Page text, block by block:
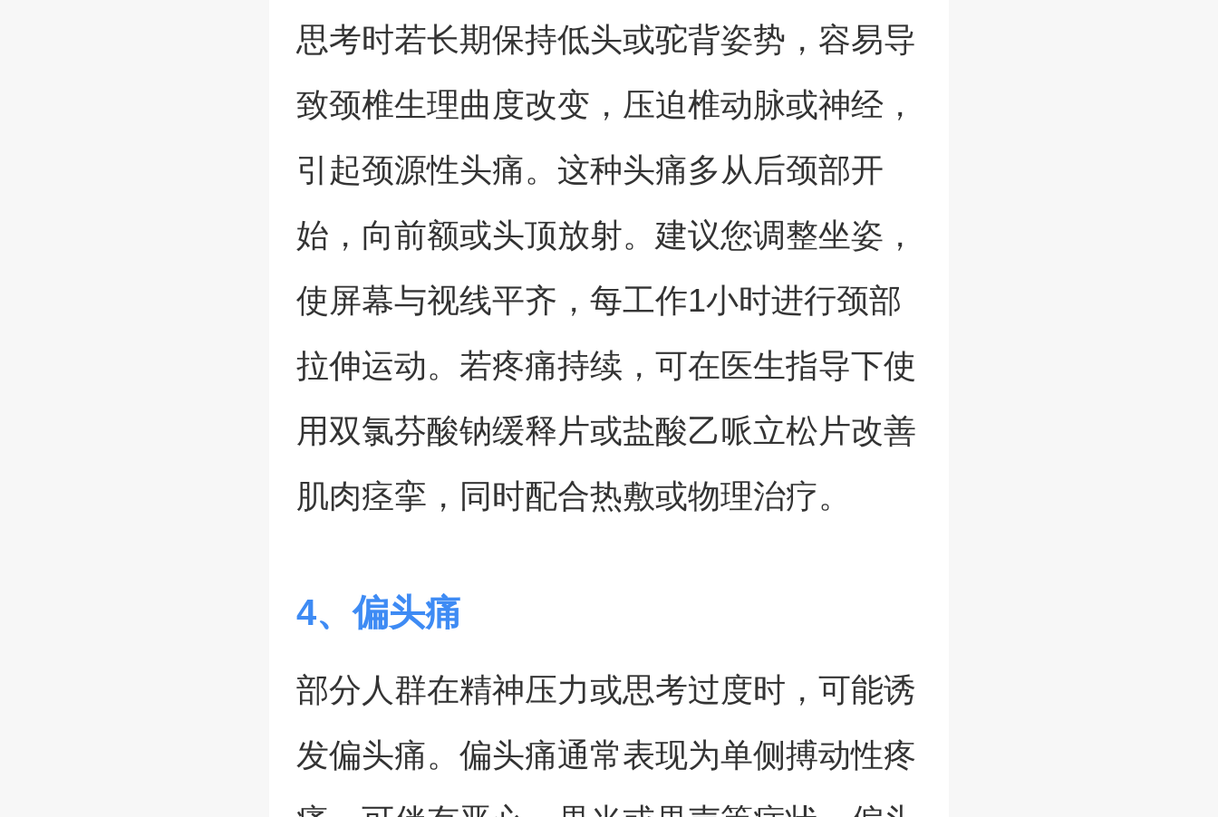
思考时若长期保持低头或驼背姿势，容易导
致颈椎生理曲度改变，压迫椎动脉或神经，
引起颈源性头痛。这种头痛多从后颈部开
始，向前额或头顶放射。建议您调整坐姿，
使屏幕与视线平齐，每工作1小时进行颈部
拉伸运动。若疼痛持续，可在医生指导下使
用双氯芬酸钠缓释片或盐酸乙哌立松片改善
肌肉痉挛，同时配合热敷或物理治疗。
4、偏头痛
部分人群在精神压力或思考过度时，可能诱
发偏头痛。偏头痛通常表现为单侧搏动性疼